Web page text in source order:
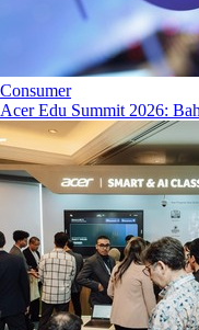
Consumer
Acer Edu Summit 2026: